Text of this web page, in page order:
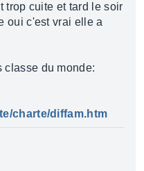
trop cuite et tard le soir
oui c'est vrai elle a
classe du monde:
charte/diffam.htm